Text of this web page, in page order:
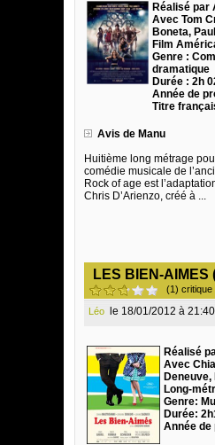
Réalisé par
Avec Tom
Boneta,
Film
Genre :
dramatique
Durée : 2h
Année de
Titre
Avis de Manu
Huitième long métrage
comédie musicale de
Rock of age est
Chris D’Arienzo, créé à ...
LES BIEN-AIMES
(1) critique
Léo le 18/01/2012 à 21:40
Réalisé
Avec
Long-
Genre:
Durée:
Année de